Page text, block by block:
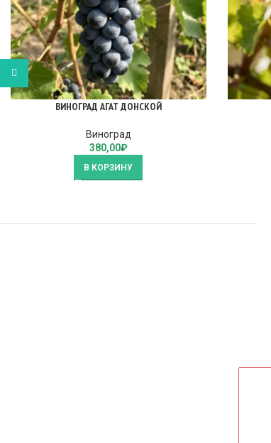
ВИНОГРАД АГАТ ДОНСКОЙ
Виноград
380,00₽
В КОРЗИНУ
WhatsApp